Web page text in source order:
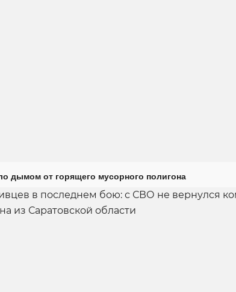
дымом от горящего мусорного полигона